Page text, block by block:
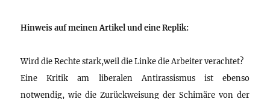
Hinweis auf meinen Artikel und eine Replik:
Wird die Rechte stark,weil die Linke die Arbeiter verachtet?
Eine Kritik am liberalen Antirassismus ist ebenso
notwendig, wie die Zurückweisung der Schimäre von der